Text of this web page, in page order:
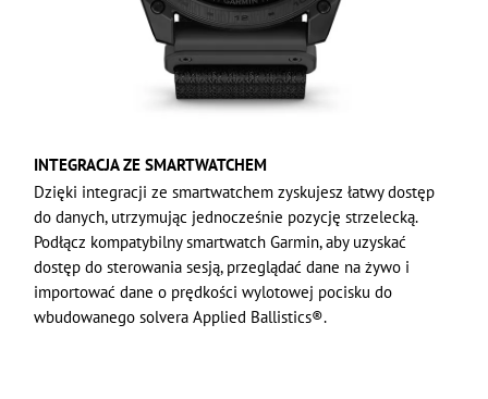
INTEGRACJA ZE SMARTWATCHEM
Dzięki integracji ze smartwatchem zyskujesz łatwy dostęp
do danych, utrzymując jednocześnie pozycję strzelecką.
Podłącz kompatybilny smartwatch Garmin, aby uzyskać
dostęp do sterowania sesją, przeglądać dane na żywo i
importować dane o prędkości wylotowej pocisku do
wbudowanego solvera Applied Ballistics®.